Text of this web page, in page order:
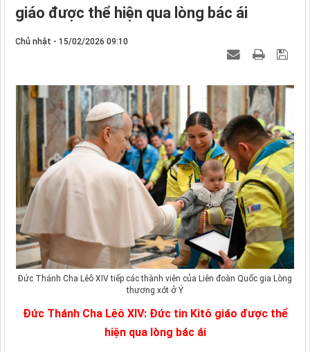
giáo được thể hiện qua lòng bác ái
Chủ nhật - 15/02/2026 09:10
Đức Thánh Cha Lêô XIV tiếp các thành viên của Liên đoàn Quốc gia Lòng
thương xót ở Ý
Đức Thánh Cha Lêô XIV: Đức tin Kitô giáo được thể
hiện qua lòng bác ái